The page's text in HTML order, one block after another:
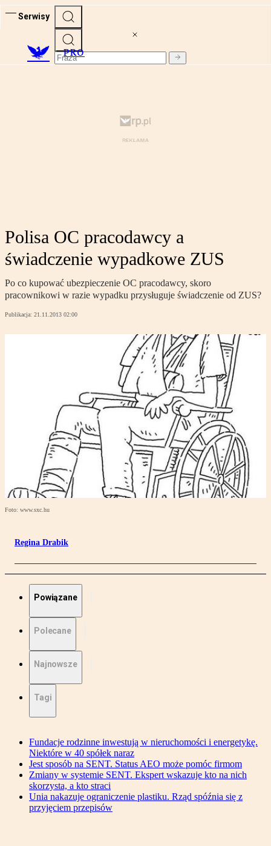
Serwisy
PRO
Polisa OC pracodawcy a
świadczenie wypadkowe ZUS
Po co kupować ubezpieczenie OC pracodawcy, skoro
pracownikowi w razie wypadku przysługuje świadczenie od ZUS?
Publikacja: 21.11.2013 02:00
Foto: www.sxc.hu
Regina Drabik
Powiązane
Polecane
Najnowsze
Tagi
Fundacje rodzinne inwestują w nieruchomości i energetykę.
Niektóre w 40 spółek naraz
Jest sposób na SENT. Status AEO może pomóc firmom
Zmiany w systemie SENT. Ekspert wskazuje kto na nich
skorzysta, a kto straci
Unia nakazuje ograniczenie plastiku. Rząd spóźnia się z
przyjęciem przepisów